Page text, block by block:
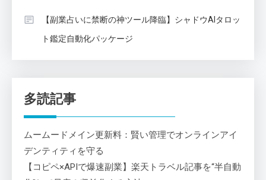
【副業占いに禁断の神ツール降臨】シャドウAIタロッ
ト鑑定自動化パッケージ
多読記事
ムームードメイン更新料：賢い管理でオンラインアイ
デンティティを守る
【コピペ×APIで爆速副業】楽天トラベル記事を“半自動